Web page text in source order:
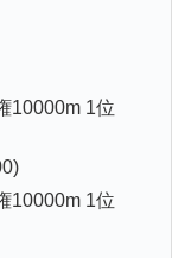
10000m 1位
10000m 1位